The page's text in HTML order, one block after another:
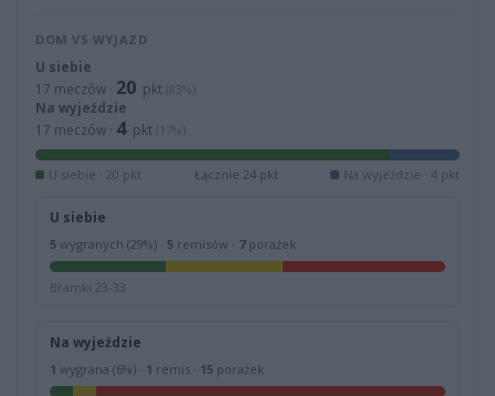
DOM VS WYJAZD
U siebie
17 meczów · 20 pkt (83%)
Na wyjeździe
17 meczów · 4 pkt (17%)
U siebie · 20 pkt Łącznie 24 pkt Na wyjeździe · 4 pkt
U siebie
5 wygranych (29%) · 5 remisów · 7porażek
Bramki 23-33
Na wyjeździe
1 wygrana (6%) · 1 remis · 15 porażek